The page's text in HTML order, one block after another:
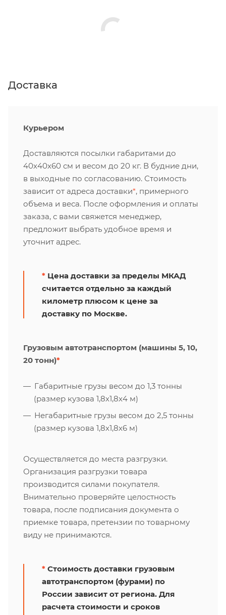
Доставка
Курьером
Доставляются посылки габаритами до
40х40х60 см и весом до 20 кг. В будние дни,
в выходные по согласованию. Стоимость
зависит от адреса доставки*, примерного
объема и веса. После оформления и оплаты
заказа, с вами свяжется менеджер,
предложит выбрать удобное время и
уточнит адрес.
* Цена доставки за пределы МКАД
считается отдельно за каждый
километр плюсом к цене за
доставку по Москве.
Грузовым автотранспортом (машины 5, 10,
20 тонн)*
Габаритные грузы весом до 1,3 тонны
(размер кузова 1,8х1,8х4 м)
Негабаритные грузы весом до 2,5 тонны
(размер кузова 1,8х1,8х6 м)
Осуществляется до места разгрузки.
Организация разгрузки товара
производится силами покупателя.
Внимательно проверяйте целостность
товара, после подписания документа о
приемке товара, претензии по товарному
виду не принимаются.
* Стоимость доставки грузовым
автотранспортом (фурами) по
России зависит от региона. Для
расчета стоимости и сроков